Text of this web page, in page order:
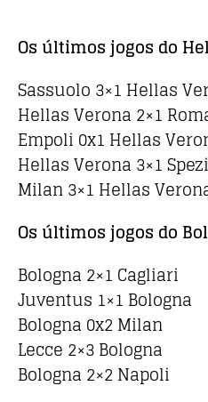
Os últimos jogos do
Sassuolo 3×1 Hellas
Hellas Verona 2×1
Empoli 0x1 Hellas
Hellas Verona 3×1
Milan 3×1 Hellas
Os últimos jogos do
Bologna 2×1 Cagliari
Juventus 1×1 Bologna
Bologna 0x2 Milan
Lecce 2×3 Bologna
Bologna 2×2 Napoli